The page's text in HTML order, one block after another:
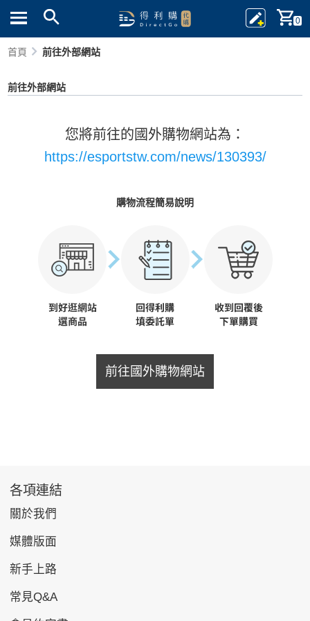
0
首頁 前往外部網站
前往外部網站
您將前往的國外購物網站為：
https://esportstw.com/news/130393/
購物流程簡易說明
前往國外購物網站
各項連結
關於我們
媒體版面
新手上路
常見Q&A